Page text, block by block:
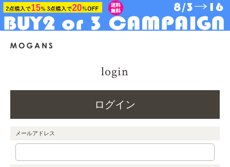
login
ログイン
メールアドレス